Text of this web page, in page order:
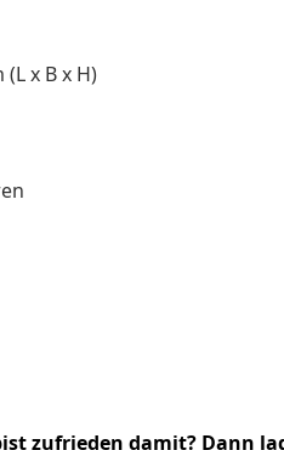
x B x H)
zufrieden damit? Dann